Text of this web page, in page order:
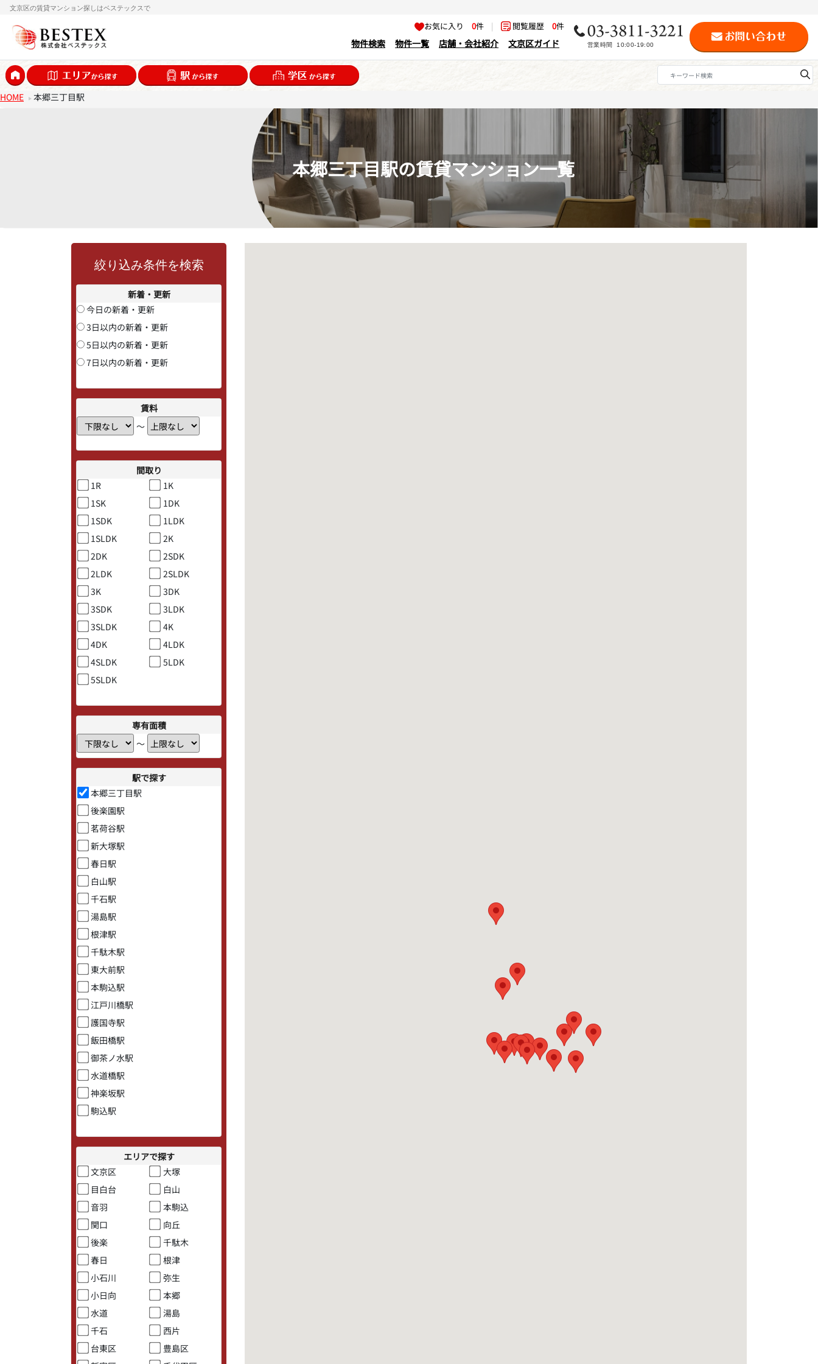
文京区の賃貸マンション探しはベステックスで
お気に入り0件 | 閲覧履歴0件
物件検索 物件一覧 店舗・会社紹介 文京区ガイド
HOME 本郷三丁目駅
本郷三丁目駅の賃貸マンション一覧
絞り込み条件を検索
新着・更新
今日の新着・更新
3日以内の新着・更新
5日以内の新着・更新
7日以内の新着・更新
賃料
〜
間取り
1R
1K
1SK
1DK
1SDK
1LDK
1SLDK
2K
2DK
2SDK
2LDK
2SLDK
3K
3DK
3SDK
3LDK
3SLDK
4K
4DK
4LDK
4SLDK
5LDK
5SLDK
専有面積
〜
駅で探す
本郷三丁目駅
後楽園駅
茗荷谷駅
新大塚駅
春日駅
白山駅
千石駅
湯島駅
根津駅
千駄木駅
東大前駅
本駒込駅
江戸川橋駅
護国寺駅
飯田橋駅
御茶ノ水駅
水道橋駅
神楽坂駅
駒込駅
エリアで探す
文京区
大塚
目白台
白山
音羽
本駒込
関口
向丘
後楽
千駄木
春日
根津
小石川
弥生
小日向
本郷
水道
湯島
千石
西片
台東区
豊島区